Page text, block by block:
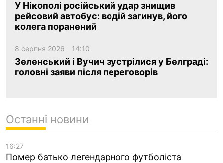
У Нікополі російський удар знищив
рейсовий автобус: водій загинув, його
колега поранений
8 серпня 2026 14:10
Зеленський і Вучич зустрілися у Белграді:
головні заяви після переговорів
Останні новини
16:27
Помер батько легендарного футболіста